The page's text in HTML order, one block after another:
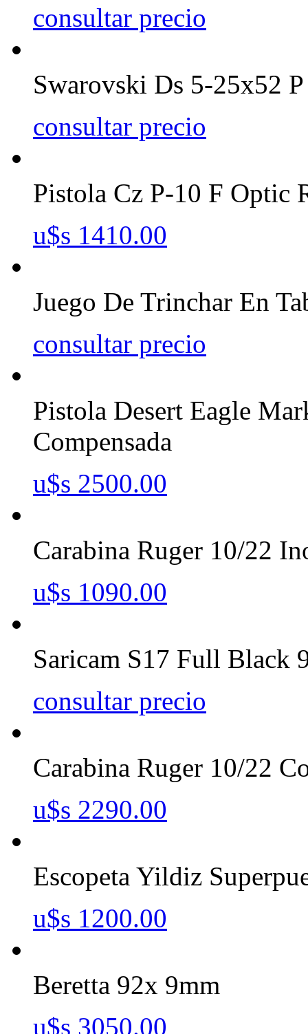
consultar precio
Swarovski Ds 5-25x52
consultar precio
Pistola Cz P-10 F Optic
u$s 1410.00
Juego De Trinchar En
consultar precio
Pistola Desert Eagle
Compensada
u$s 2500.00
Carabina Ruger 10/22
u$s 1090.00
Saricam S17 Full Black
consultar precio
Carabina Ruger 10/22
u$s 2290.00
Escopeta Yildiz
u$s 1200.00
Beretta 92x 9mm
u$s 3050.00